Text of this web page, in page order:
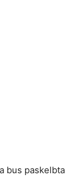
bus paskelbta